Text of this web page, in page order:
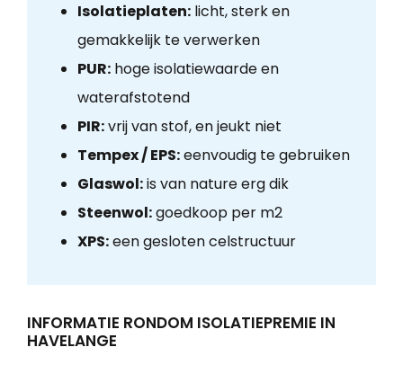
Isolatieplaten:licht, sterk en
gemakkelijk te verwerken
PUR:hoge isolatiewaarde en
waterafstotend
PIR:vrij van stof, en jeukt niet
Tempex / EPS:eenvoudig te gebruiken
Glaswol:is van nature erg dik
Steenwol:goedkoop per m2
XPS:een gesloten celstructuur
INFORMATIE RONDOM ISOLATIEPREMIE IN
HAVELANGE